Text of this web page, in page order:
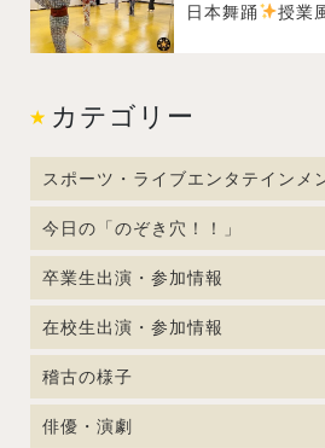
日本舞踊 授業
カテゴリー
スポーツ・ライブエンタテインメ
今日の「のぞき穴！！」
卒業生出演・参加情報
在校生出演・参加情報
稽古の様子
俳優・演劇